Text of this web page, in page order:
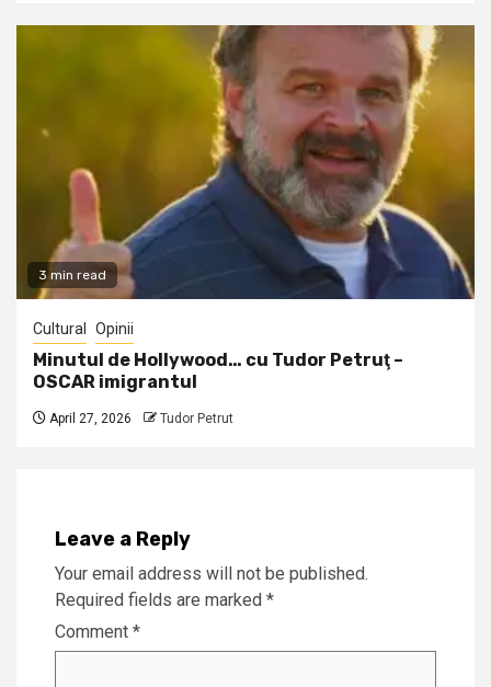
3 min read
Cultural Opinii
Minutul de Hollywood… cu Tudor Petruţ –
OSCAR imigrantul
April 27, 2026 Tudor Petrut
Leave a Reply
Your email address will not be published.
Required fields are marked *
Comment *